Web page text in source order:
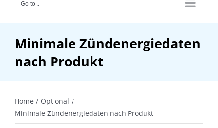
Go to...
Minimale Zündenergiedaten
nach Produkt
Home
Optional
Minimale Zündenergiedaten nach Produkt